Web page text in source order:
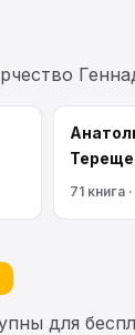
71 книга
для